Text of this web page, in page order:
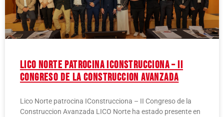
Lico Norte patrocina IConstrucciona – II
Congreso de la Construccion Avanzada
Lico Norte patrocina IConstrucciona – II Congreso de la
Construccion Avanzada LICO Norte ha estado presente en